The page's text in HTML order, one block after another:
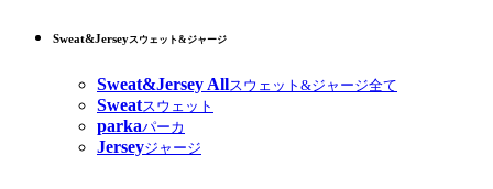
Sweat&Jerseyスウェット&ジャージ
Sweat&Jersey Allスウェット&ジャージ全て
Sweatスウェット
parkaパーカ
Jerseyジャージ